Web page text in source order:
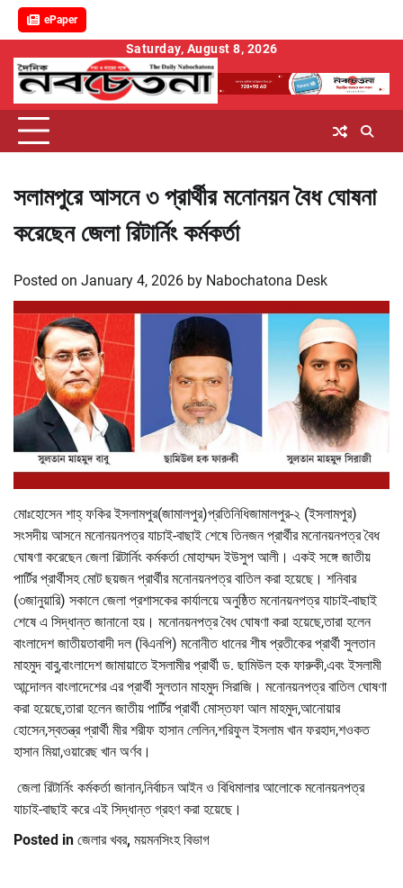
ePaper
content
Saturday, August 8, 2026
সলামপুরে আসনে ৩ প্রার্থীর মনোনয়ন বৈধ ঘোষনা
করেছেন জেলা রিটার্নিং কর্মকর্তা
Posted on January 4, 2026 by Nabochatona Desk
মোঃহোসেন শাহ্ ফকির ইসলামপুর(জামালপুর)প্রতিনিধিজামালপুর-২ (ইসলামপুর)
সংসদীয় আসনে মনোনয়নপত্র যাচাই-বাছাই শেষে তিনজন প্রার্থীর মনোনয়নপত্র বৈধ
ঘোষণা করেছেন জেলা রিটার্নিং কর্মকর্তা মোহাম্মদ ইউসুপ আলী। একই সঙ্গে জাতীয়
পার্টির প্রার্থীসহ মোট ছয়জন প্রার্থীর মনোনয়নপত্র বাতিল করা হয়েছে। শনিবার
(৩জানুয়ারি) সকালে জেলা প্রশাসকের কার্যালয়ে অনুষ্ঠিত মনোনয়নপত্র যাচাই-বাছাই
শেষে এ সিদ্ধান্ত জানানো হয়। মনোনয়নপত্র বৈধ ঘোষণা করা হয়েছে,তারা হলেন
বাংলাদেশ জাতীয়তাবাদী দল (বিএনপি) মনোনীত ধানের শীষ প্রতীকের প্রার্থী সুলতান
মাহমুদ বাবু,বাংলাদেশ জামায়াতে ইসলামীর প্রার্থী ড. ছামিউল হক ফারুকী,এবং ইসলামী
আন্দোলন বাংলাদেশের এর প্রার্থী সুলতান মাহমুদ সিরাজি। মনোনয়নপত্র বাতিল ঘোষণা
করা হয়েছে,তারা হলেন জাতীয় পার্টির প্রার্থী মোস্তফা আল মাহমুদ,আনোয়ার
হোসেন,স্বতন্ত্র প্রার্থী মীর শরীফ হাসান লেলিন,শরিফুল ইসলাম খান ফরহাদ,শওকত
হাসান মিয়া,ওয়ারেছ খান অর্ণব।
জেলা রিটার্নিং কর্মকর্তা জানান,নির্বাচন আইন ও বিধিমালার আলোকে মনোনয়নপত্র
যাচাই-বাছাই করে এই সিদ্ধান্ত গ্রহণ করা হয়েছে।
Posted in জেলার খবর, ময়মনসিংহ বিভাগ